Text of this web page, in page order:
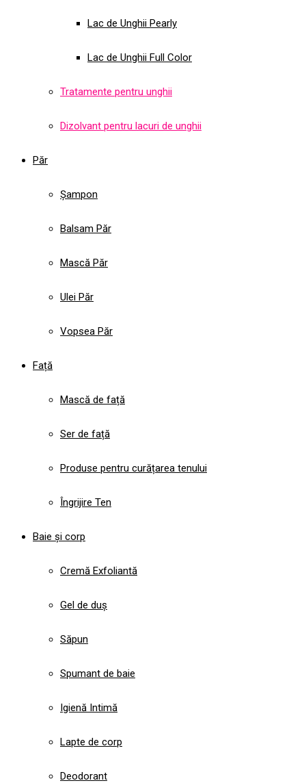
Lac de Unghii Pearly
Lac de Unghii Full Color
Tratamente pentru unghii
Dizolvant pentru lacuri de unghii
Păr
Șampon
Balsam Păr
Mască Păr
Ulei Păr
Vopsea Păr
Față
Mască de față
Ser de față
Produse pentru curățarea tenului
Îngrijire Ten
Baie și corp
Cremă Exfoliantă
Gel de duș
Săpun
Spumant de baie
Igienă Intimă
Lapte de corp
Deodorant